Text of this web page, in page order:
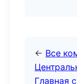
← Все
Главная